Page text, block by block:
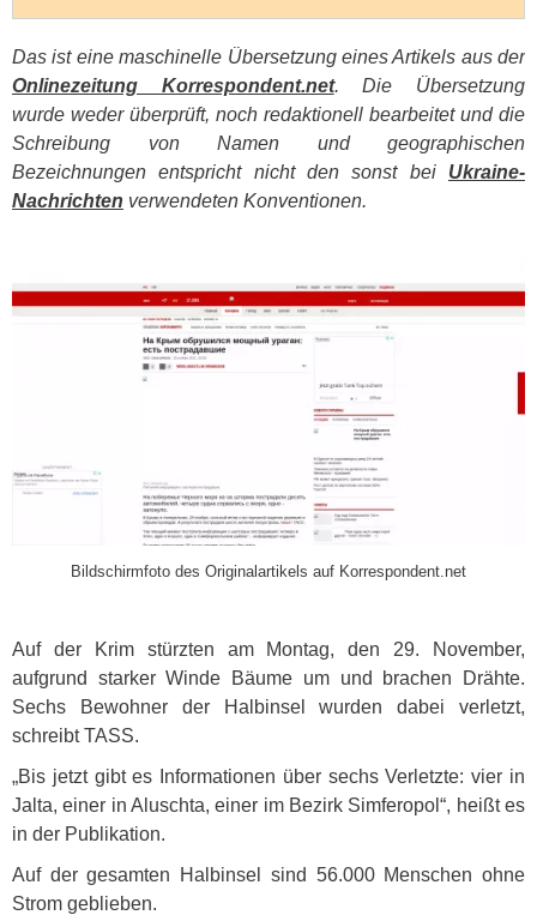
Das ist eine maschinelle Übersetzung eines Artikels aus der
Onlinezeitung Korrespondent.net. Die Übersetzung
wurde weder überprüft, noch redaktionell bearbeitet und die
Schreibung von Namen und geographischen
Bezeichnungen entspricht nicht den sonst bei Ukraine-
Nachrichten verwendeten Konventionen.
Bildschirmfoto des Originalartikels auf Korrespondent.net
Auf der Krim stürzten am Montag, den 29. November,
aufgrund starker Winde Bäume um und brachen Drähte.
Sechs Bewohner der Halbinsel wurden dabei verletzt,
schreibtTASS.
„Bis jetzt gibt es Informationen über sechs Verletzte: vier in
Jalta, einer in Aluschta, einer im Bezirk Simferopol“, heißt es
in der Publikation.
Auf der gesamten Halbinsel sind 56.000 Menschen ohne
Strom geblieben.